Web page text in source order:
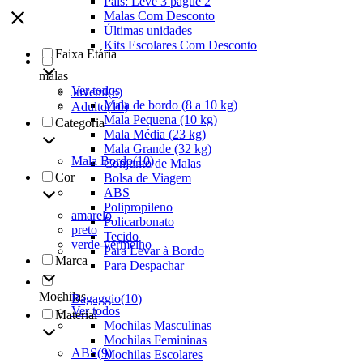
Malas Com Desconto
Últimas unidades
Kits Escolares Com Desconto
malas
Ver todos
Mala de bordo (8 a 10 kg)
Mala Pequena (10 kg)
Mala Média (23 kg)
Mala Grande (32 kg)
Conjunto de Malas
Bolsa de Viagem
ABS
Polipropileno
Policarbonato
Tecido
Para Levar à Bordo
Para Despachar
Mochilas
Ver todos
Mochilas Masculinas
Mochilas Femininas
Mochilas Escolares
Faixa Etária
Juvenil(6)
Adulto(10)
Categoria
Mala Bordo(10)
Cor
amarelo
preto
verde-vermelho
Marca
Bagaggio(10)
Material
ABS(9)